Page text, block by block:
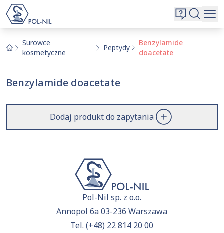
O nas
Kontakt
Surowce
kosmetyczne
Peptydy
Benzylamide
doacetate
Benzylamide doacetate
Dodaj produkt do zapytania
Pol-Nil sp. z o.o.
Annopol 6a 03-236 Warszawa
Tel. (+48) 22 814 20 00
Wybrane surowce i substancje
Aktualnie niczego nie dodałeś do zapytania.
Wyszukiwarka
Szukaj